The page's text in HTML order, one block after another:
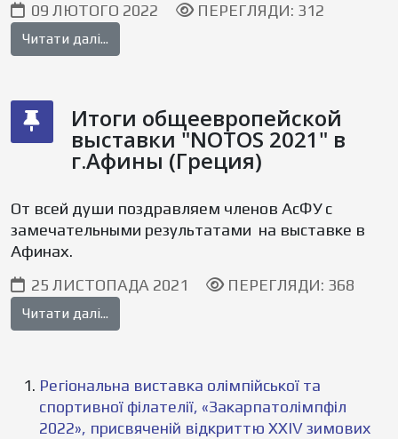
09 ЛЮТОГО 2022 ПЕРЕГЛЯДИ: 312
Читати далі...
Итоги общеевропейской
выставки "NOTOS 2021" в
г.Афины (Греция)
От всей души поздравляем членов АсФУ с
замечательными результатами на выставке в
Афинах.
25 ЛИСТОПАДА 2021
ПЕРЕГЛЯДИ: 368
Читати далі...
Регіональна виставка олімпійської та
спортивної філателії, «Закарпатолімпфіл
2022», присвяченій відкриттю XXIV зимових